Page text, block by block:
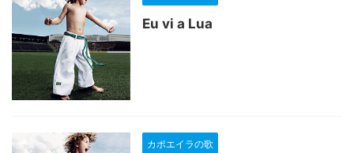
Eu vi a Lua
カポエイラの歌